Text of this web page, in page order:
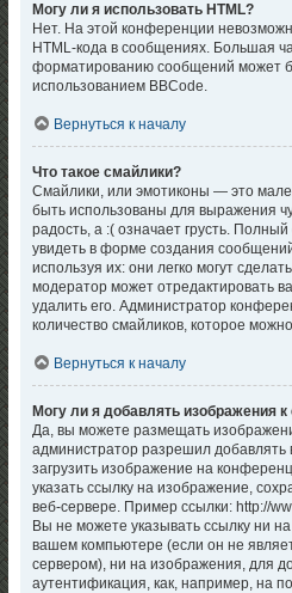
Могу ли я использовать HTML?
Нет. На этой конференции
HTML-кода в сообщениях. Большая
форматированию сообщений может
использованием BBCode.
Вернуться к началу
Что такое смайлики?
Смайлики, или эмотиконы — это
быть использованы для выражения
радость, а :( означает грусть.
увидеть в форме создания
используя их: они легко могут
модератор может отредактировать
удалить его. Администратор
количество смайликов, которое
Вернуться к началу
Могу ли я добавлять изображения
Да, вы можете размещать
администратор разрешил
загрузить изображение на
указать ссылку на изображение,
веб-сервере. Пример ссылки: http://
Вы не можете указывать ссылку ни
вашем компьютере (если он не
сервером), ни на изображения, для
аутентификация, как, например, на